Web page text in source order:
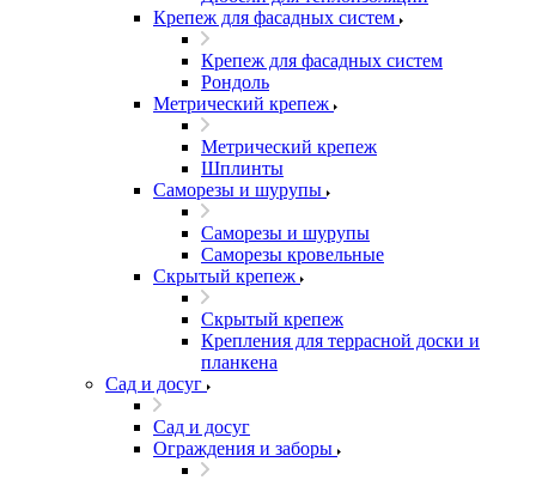
Крепеж для фасадных систем
Крепеж для фасадных систем
Рондоль
Метрический крепеж
Метрический крепеж
Шплинты
Саморезы и шурупы
Саморезы и шурупы
Саморезы кровельные
Скрытый крепеж
Скрытый крепеж
Крепления для террасной доски и
планкена
Сад и досуг
Сад и досуг
Ограждения и заборы